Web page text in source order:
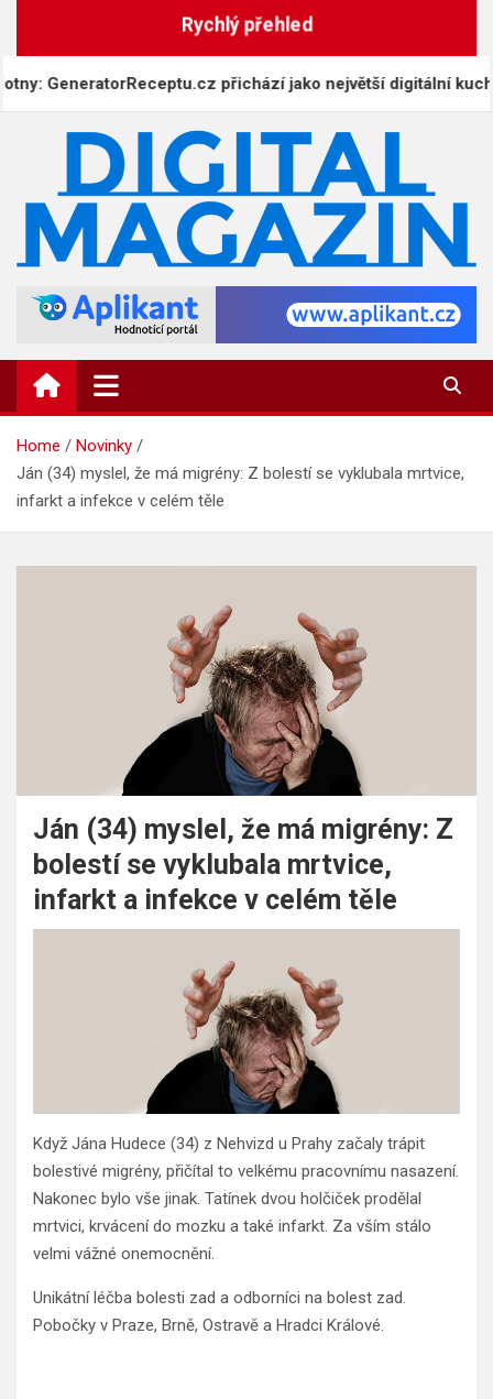
Rychlý přehled
GeneratorReceptu.cz přichází jako největší digitální kuchařka
DigitalMagazin.cz
Home
Novinky
Ján (34) myslel, že má migrény: Z bolestí se vyklubala mrtvice,
infarkt a infekce v celém těle
Ján (34) myslel, že má migrény: Z
bolestí se vyklubala mrtvice,
infarkt a infekce v celém těle
Když Jána Hudece (34) z Nehvizd u Prahy začaly trápit
bolestivé migrény, přičítal to velkému pracovnímu nasazení.
Nakonec bylo vše jinak. Tatínek dvou holčiček prodělal
mrtvici, krvácení do mozku a také infarkt. Za vším stálo
velmi vážné onemocnění.
Unikátní léčba bolesti zad a odborníci na bolest zad.
Pobočky v Praze, Brně, Ostravě a Hradci Králové.